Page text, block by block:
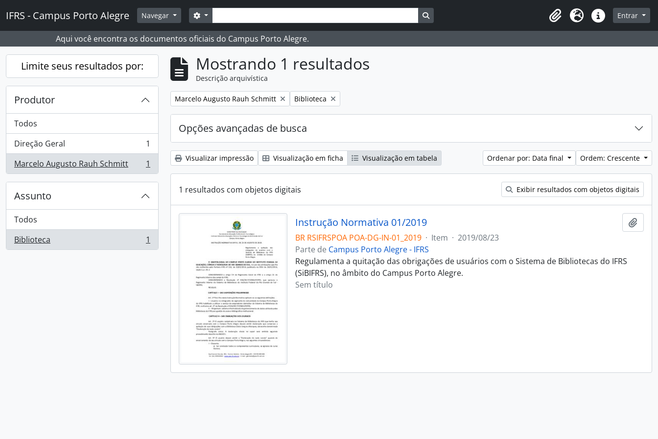
IFRS - Campus Porto Alegre Navegar Buscar
Opções de busca Busque na página de navegação
Idioma Atalhos Entrar
Aqui você encontra os documentos oficiais do Campus Porto Alegre.
Limite seus resultados por:
Produtor
Todos
Direção Geral
, 1 resultados
1
Marcelo Augusto Rauh Schmitt
, 1 resultados 1
Assunto
Todos
Biblioteca
, 1 resultados 1
Mostrando 1 resultados
Descrição arquivística
Remover filtro:
Marcelo Augusto Rauh Schmitt Remover filtro:
Biblioteca
Opções avançadas de busca
Visualizar impressão Visualização em ficha Visualização em tabela Ordenar por: Data final Ordem: Crescente
1 resultados com objetos digitais Exibir resultados com objetos digitais
Instrução Normativa 01/2019
BR RSIFRSPOA POA-DG-IN-01_2019 · Item · 2019/08/23
Parte de Campus Porto Alegre - IFRS
Regulamenta a quitação das obrigações de usuários com o Sistema de Bibliotecas do IFRS
(SiBIFRS), no âmbito do Campus Porto Alegre.
Sem título